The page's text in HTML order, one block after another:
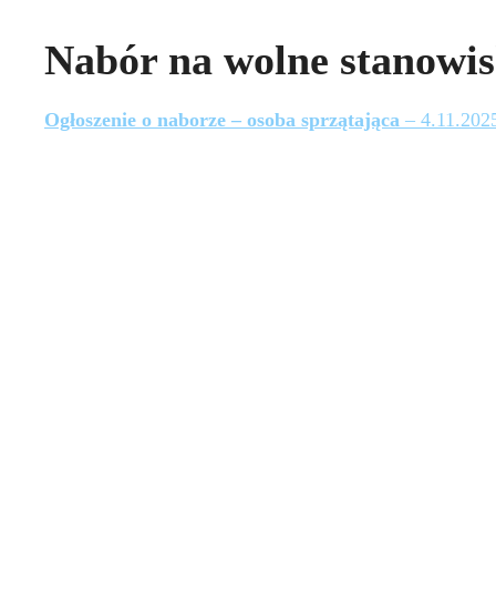
Nabór na wolne
Ogłoszenie o naborze – osoba sprzątająca –